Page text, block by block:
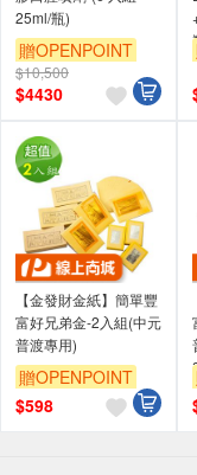
25ml/瓶)
贈OPENPOINT
$10,500
$4430
【金發財金紙】簡單豐
富好兄弟金-2入組(中元
普渡專用)
贈OPENPOINT
$598
偏遠地